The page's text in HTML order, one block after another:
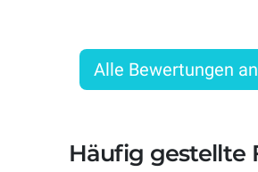
Alle Bewertungen
Häufig gestellte